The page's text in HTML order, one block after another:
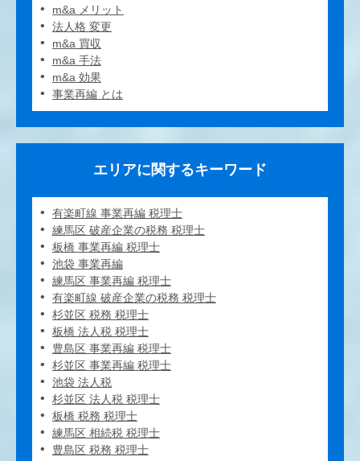
m&a メリット
法人格 変更
m&a 買収
m&a 手法
m&a 効果
事業再編 とは
エリアに関するキーワード
有楽町線 事業再編 税理士
練馬区 破産企業の税務 税理士
板橋 事業再編 税理士
池袋 事業再編
練馬区 事業再編 税理士
有楽町線 破産企業の税務 税理士
杉並区 税務 税理士
板橋 法人税 税理士
豊島区 事業再編 税理士
杉並区 事業再編 税理士
池袋 法人税
杉並区 法人税 税理士
板橋 税務 税理士
練馬区 相続税 税理士
豊島区 税務 税理士